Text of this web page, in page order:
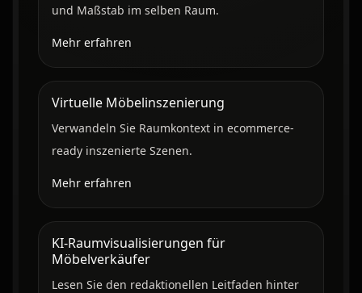
und Maßstab im selben Raum.
Mehr erfahren
Virtuelle Möbelinszenierung
Verwandeln Sie Raumkontext in ecommerce-
ready inszenierte Szenen.
Mehr erfahren
KI-Raumvisualisierungen für
Möbelverkäufer
Lesen Sie den redaktionellen Leitfaden hinter